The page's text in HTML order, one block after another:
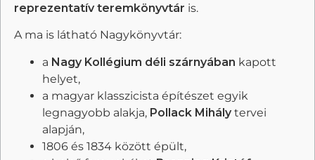
reprezentatív teremkönyvtár is.
A ma is látható Nagykönyvtár:
a Nagy Kollégium déli szárnyában kapott
helyet,
a magyar klasszicista építészet egyik
legnagyobb alakja, Pollack Mihálytervei
alapján,
1806 és 1834 között épült,